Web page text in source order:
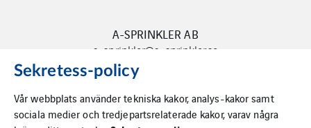
A-SPRINKLER AB
a-sprinkler@a-sprinkler.se
Sekretess-policy
Vår webbplats använder tekniska kakor, analys-kakor samt
sociala medier och tredjepartsrelaterade kakor, varav några